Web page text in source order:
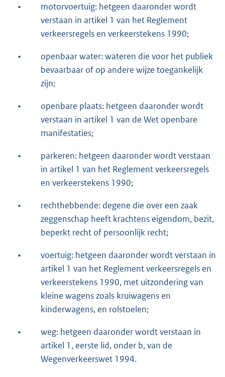
•
motorvoertuig: hetgeen daaronder wordt
verstaan in artikel 1 van het Reglement
verkeersregels en verkeerstekens 1990;
•
openbaar water: wateren die voor het publiek
bevaarbaar of op andere wijze toegankelijk
zijn;
•
openbare plaats: hetgeen daaronder wordt
verstaan in artikel 1 van de Wet openbare
manifestaties;
•
parkeren: hetgeen daaronder wordt verstaan
in artikel 1 van het Reglement verkeersregels
en verkeerstekens 1990;
•
rechthebbende: degene die over een zaak
zeggenschap heeft krachtens eigendom, bezit,
beperkt recht of persoonlijk recht;
•
voertuig: hetgeen daaronder wordt verstaan in
artikel 1 van het Reglement verkeersregels en
verkeerstekens 1990, met uitzondering van
kleine wagens zoals kruiwagens en
kinderwagens, en rolstoelen;
•
weg: hetgeen daaronder wordt verstaan in
artikel 1, eerste lid, onder b, van de
Wegenverkeerswet 1994.